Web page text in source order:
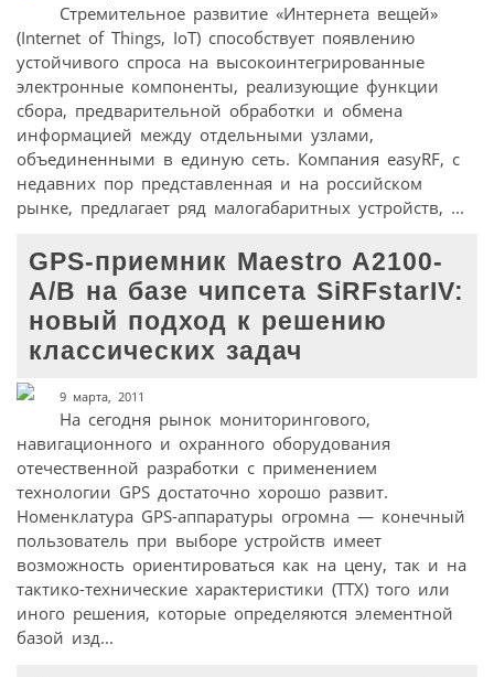
Стремительное развитие «Интернета вещей»
(Internet of Things, IoT) способствует появлению
устойчивого спроса на высокоинтегрированные
электронные компоненты, реализующие функции
сбора, предварительной обработки и обмена
информацией между отдельными узлами,
объединенными в единую сеть. Компания easyRF, с
недавних пор представленная и на российском
рынке, предлагает ряд малогабаритных устройств, ...
GPS-приемник Maestro A2100-
A/B на базе чипсета SiRFstarIV:
новый подход к решению
классических задач
9 марта, 2011
На сегодня рынок мониторингового,
навигационного и охранного оборудования
отечественной разработки с применением
технологии GPS достаточно хорошо развит.
Номенклатура GPS-аппаратуры огромна — конечный
пользователь при выборе устройств имеет
возможность ориентироваться как на цену, так и на
тактико-технические характеристики (ТТХ) того или
иного решения, которые определяются элементной
базой изд...